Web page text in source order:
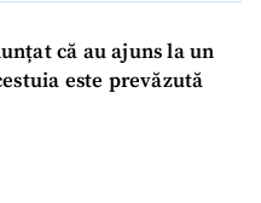
că au ajuns la un
este prevăzută